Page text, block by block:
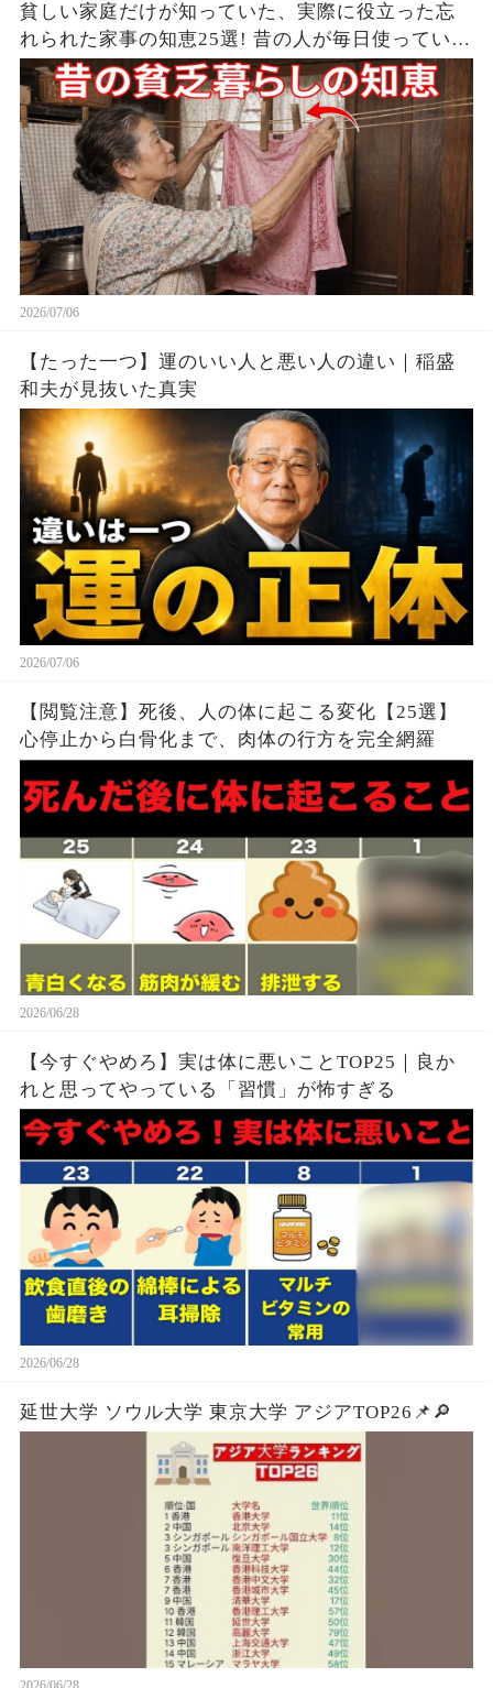
貧しい家庭だけが知っていた、実際に役立った忘
れられた家事の知恵25選! 昔の人が毎日使ってい
た、貧しい家庭の節約の知恵
2026/07/06
【たった一つ】運のいい人と悪い人の違い｜稲盛
和夫が見抜いた真実
2026/07/06
【閲覧注意】死後、人の体に起こる変化【25選】
心停止から白骨化まで、肉体の行方を完全網羅
2026/06/28
【今すぐやめろ】実は体に悪いことTOP25｜良か
れと思ってやっている「習慣」が怖すぎる
2026/06/28
延世大学 ソウル大学 東京大学 アジアTOP26📌🔎